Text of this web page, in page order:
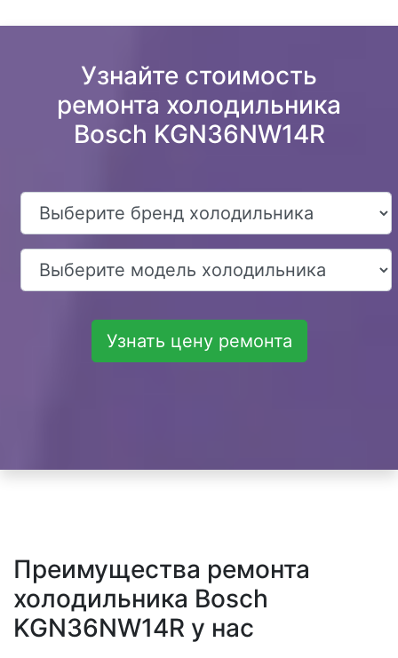
Узнайте стоимость
ремонта холодильника
Bosch KGN36NW14R
Узнать цену ремонта
Преимущества ремонта
холодильника Bosch
KGN36NW14R у нас